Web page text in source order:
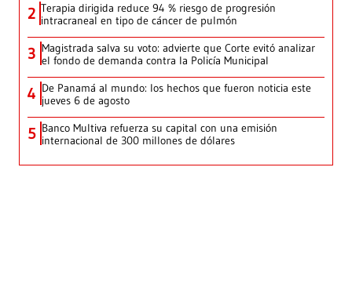
2 Terapia dirigida reduce 94 % riesgo de progresión
intracraneal en tipo de cáncer de pulmón
3 Magistrada salva su voto: advierte que Corte evitó analizar
el fondo de demanda contra la Policía Municipal
4 De Panamá al mundo: los hechos que fueron noticia este
jueves 6 de agosto
5 Banco Multiva refuerza su capital con una emisión
internacional de 300 millones de dólares